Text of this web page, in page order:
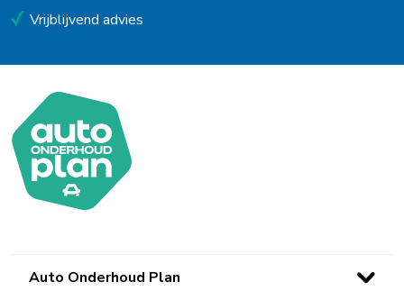
Vrijblijvend advies
Auto Onderhoud Plan